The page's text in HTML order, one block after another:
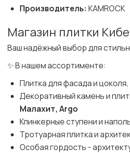
Производитель: KAMROCK
Магазин плитки
Ваш надёжный выбор для
✨ В нашем ассортименте:
Плитка для фасада и
Декоративный камень и
Малахит, Argo
Клинкерные ступени и
Тротуарная плитка и
Особая гордость -